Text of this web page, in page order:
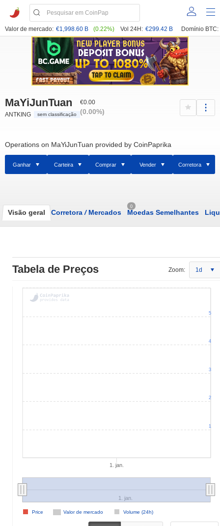
Valor de mercado: €1,998.60 B (0.22%) Vol 24H: €299.42 B Domínio BTC:
MaYiJunTuan
ANTKING sem classificação
€0.00
(0.00%)
Operations on MaYiJunTuan provided by CoinPaprika
Ganhar Carteira Comprar Vender Corretora
Visão geral Corretora /Mercados
0
Moedas Semelhantes
Tabela de Preços Zoom: 1d
1. jan.
Valor de mercado Volume (24h)
Price
1. jan.
1
2
3
4
5